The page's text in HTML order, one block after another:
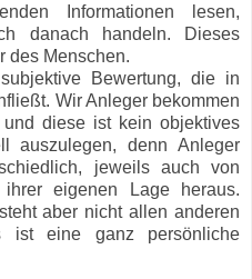
Informationen lesen,
danach handeln. Dieses
des Menschen.
Bewertung, die in
Wir Anleger bekommen
diese ist kein objektives
auszulegen, denn Anleger
jeweils auch von
eigenen Lage heraus.
aber nicht allen anderen
ist eine ganz persönliche